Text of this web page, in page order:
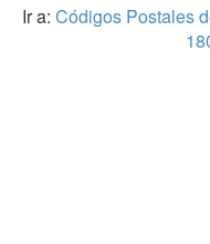
Ir a: Códigos Postales